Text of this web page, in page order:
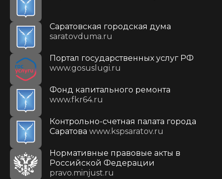
Саратовская городская дума
saratovduma.ru
Портал государственных услуг РФ
www.gosuslugi.ru
Фонд капитального ремонта
www.fkr64.ru
Контрольно-счетная палата города
Саратова www.kspsaratov.ru
Нормативные правовые акты в
Российской Федерации
pravo.minjust.ru